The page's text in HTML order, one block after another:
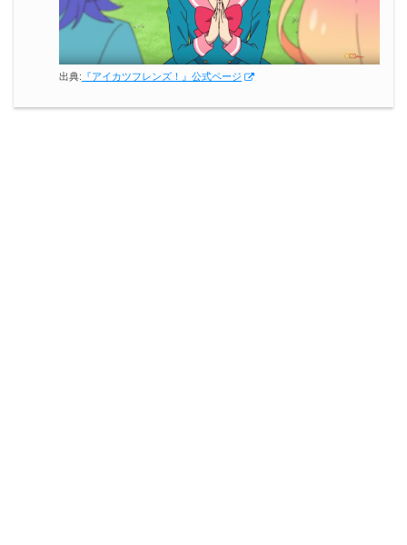
出典: 『アイカツフレンズ！』公式ページ